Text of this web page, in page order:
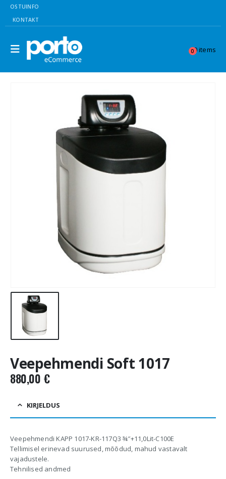
OSTUINFO
KONTAKT
00 items
Veepehmendi Soft 1017
880,00 €
KIRJELDUS
Veepehmendi KAPP 1017-KR-117Q3 ¾″+11,0Lit-C100E
Tellimisel erinevad suurused, mõõdud, mahud vastavalt
vajadustele.
Tehnilised andmed